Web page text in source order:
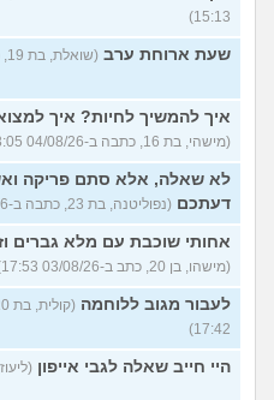
ספרים בעברית בקובץ PDF
בחינם? (Rin, בת 19)
עוד שאלות
15:13)
שעת ארוחת ערב (שואלת, בת 19, כתבה ב-04/08/26 13:14)
איך להמשיך לחיות? איך
(מישהי, בת 16, כתבה ב-04/08/26 13:05)
לא שאלה, אלא סתם פריקה
דעתכם (נפוליטנה, בת 23, כתבה ב-03/08/26 18:04)
אחותי שוכבת עם מלא גברים
(מישהו, בן 20, כתב ב-03/08/26 17:53)
לעבור מגוב ללוחמה
17:42)
היי חייב שאלה לגבי אייפון (ליעוז, בן 28, כתב ב-